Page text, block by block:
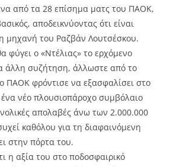
από τα 28 επίσημα ματς του ΠΑΟΚ,
αποδεικνύοντας ότι είναι
μηχανή του Ραζβάν Λουτσέσκου.
φύγει ο «Ντέλιας» το ερχόμενο
άλλη συζήτηση, άλλωστε από το
ΠΑΟΚ φρόντισε να εξασφαλίσει στο
νέο πλουσιοπάροχο συμβόλαιο
απολαβές άνω των 2.000.000
καθόλου για τη διαφαινόμενη
στην πόρτα του.
η αξία του στο ποδοσφαιρικό